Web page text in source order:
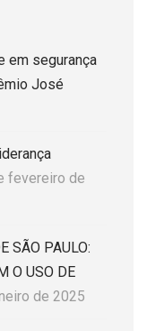
em segurança
José
fevereiro de
SÃO PAULO:
O USO DE
de 2025